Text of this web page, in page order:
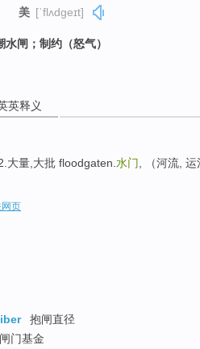
美 [ˈflʌdɡeɪt]
闸；制约（怒气）
英释义
大量,大批 floodgaten. 水门 , （河流,
页
抱闸直径
闸门基金